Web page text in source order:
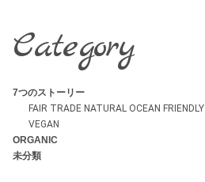
Category
7つのストーリー
FAIR TRADE NATURAL OCEAN FRIENDLY
VEGAN
ORGANIC
未分類